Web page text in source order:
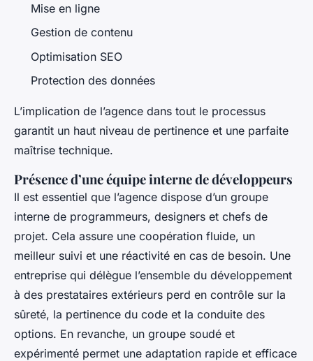
Mise en ligne
Gestion de contenu
Optimisation SEO
Protection des données
L’implication de l’agence dans tout le processus
garantit un haut niveau de pertinence et une parfaite
maîtrise technique.
Présence d’une équipe interne de développeurs
Il est essentiel que l’agence dispose d’un groupe
interne de programmeurs, designers et chefs de
projet. Cela assure une coopération fluide, un
meilleur suivi et une réactivité en cas de besoin. Une
entreprise qui délègue l’ensemble du développement
à des prestataires extérieurs perd en contrôle sur la
sûreté, la pertinence du code et la conduite des
options. En revanche, un groupe soudé et
expérimenté permet une adaptation rapide et efficace